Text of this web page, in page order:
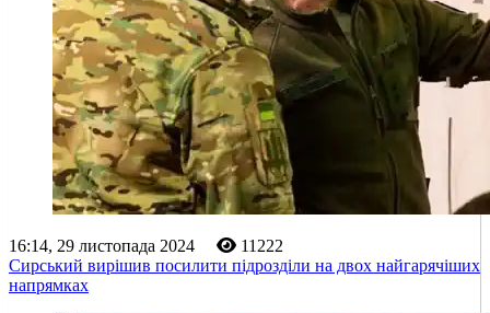
16:14, 29 листопада 2024
11222
Сирський вирішив посилити підрозділи на двох найгарячіших
напрямках